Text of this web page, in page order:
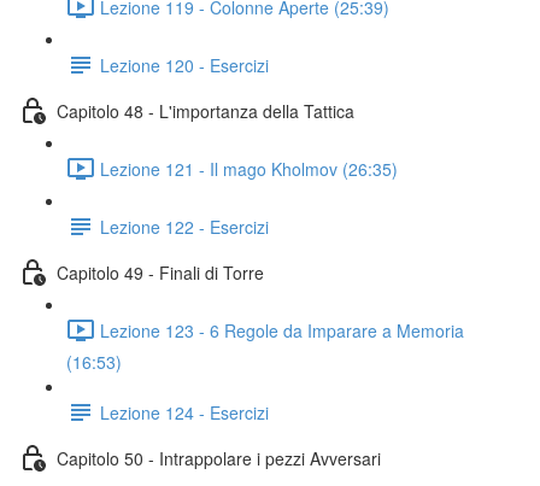
Lezione 119 - Colonne Aperte (25:39)
Lezione 120 - Esercizi
Capitolo 48 - L'importanza della Tattica
Lezione 121 - Il mago Kholmov (26:35)
Lezione 122 - Esercizi
Capitolo 49 - Finali di Torre
Lezione 123 - 6 Regole da Imparare a Memoria
(16:53)
Lezione 124 - Esercizi
Capitolo 50 - Intrappolare i pezzi Avversari